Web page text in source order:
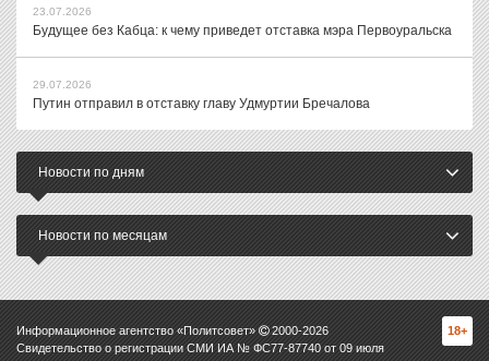
23.07.2026
Будущее без Кабца: к чему приведет отставка мэра Первоуральска
29.07.2026
Путин отправил в отставку главу Удмуртии Бречалова
Новости по дням
Новости по месяцам
Информационное агентство «Политсовет» 2000-2026
Свидетельство о регистрации СМИ ИА № ФС77-87740 от 09 июля
18+